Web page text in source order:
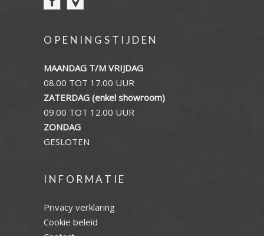
OPENINGSTIJDEN
MAANDAG T/M VRIJDAG
08.00 TOT 17.00 UUR
ZATERDAG (enkel showroom)
09.00 TOT 12.00 UUR
ZONDAG
GESLOTEN
INFORMATIE
Privacy verklaring
Cookie beleid